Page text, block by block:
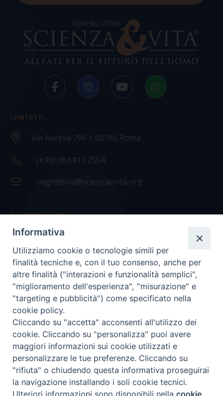
CONTATTI
Via Aurelia 796 | 00165 Roma
(+39) 06.6819.2554
segreteria@scienzaevita.org
IL CENTRO STUDI
La nostra storia
Statuto
Presidenza e ufficio presidenza
Consiglio scientifico
Coordinamento nazionale
COPYRIGHT Scienza & Vita - C.F96600690588- Tutti i
diritti -Privacy- Credits
Informativa
Utilizziamo cookie o tecnologie simili per
finalità tecniche e, con il tuo consenso, anche per
altre finalità ("interazioni e funzionalità semplici",
"miglioramento dell'esperienza", "misurazione" e
"targeting e pubblicità") come specificato nella
cookie policy.
Cliccando su "accetta" acconsenti all'utilizzo dei
cookie. Cliccando su "personalizza" puoi avere
maggiori informazioni sui cookie utilizzati e
personalizzare le tue preferenze. Cliccando su
"rifiuta" o chiudendo questa informativa proseguirai
la navigazione installando i soli cookie tecnici.